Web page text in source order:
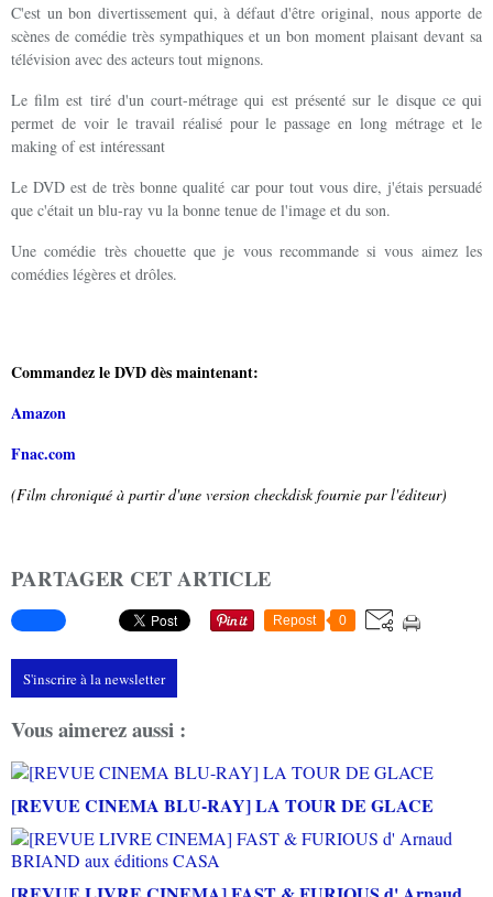
C'est un bon divertissement qui, à défaut d'être original, nous apporte de
scènes de comédie très sympathiques et un bon moment plaisant devant sa
télévision avec des acteurs tout mignons.
Le film est tiré d'un court-métrage qui est présenté sur le disque ce qui
permet de voir le travail réalisé pour le passage en long métrage et le
making of est intéressant
Le DVD est de très bonne qualité car pour tout vous dire, j'étais persuadé
que c'était un blu-ray vu la bonne tenue de l'image et du son.
Une comédie très chouette que je vous recommande si vous aimez les
comédies légères et drôles.
Commandez le DVD dès maintenant:
Amazon
Fnac.com
(Film chroniqué à partir d'une version checkdisk fournie par l'éditeur)
PARTAGER CET ARTICLE
Repost 0
S'inscrire à la newsletter
Vous aimerez aussi :
[REVUE CINEMA BLU-RAY] LA TOUR DE GLACE